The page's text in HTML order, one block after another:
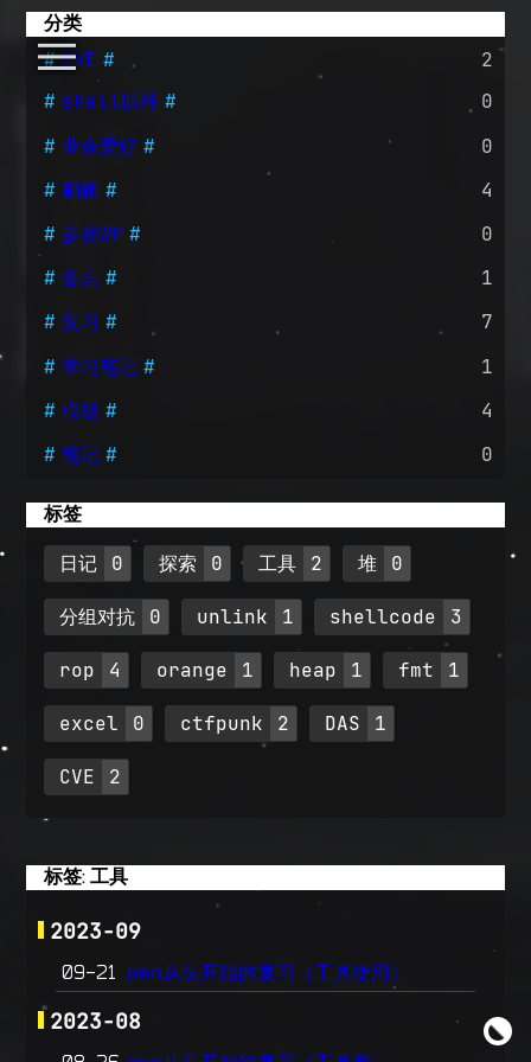
标签: 工具
2023-09
09-21 pwn从头开始的复习（工具使用）
2023-08
分类
CVE
2
shell以外
0
业余爱好
0
刷题
4
参赛WP
0
备忘
1
复习
7
学习笔记
1
模板
4
笔记
0
标签
日记 0 探索 0 工具 2 堆 0
分组对抗 0 unlink 1 shellcode 3
rop 4 orange 1 heap 1 fmt 1
excel 0 ctfpunk 2 DAS 1
CVE 2